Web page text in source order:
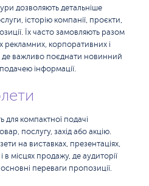
дозволяють детальніше
історію компанії, проєкти,
Їх часто замовляють разом
рекламних, корпоративних і
де важливо поєднати новинний
інформації.
для компактної подачі
послугу, захід або акцію.
на виставках, презентаціях,
в місцях продажу, де аудиторії
переваги пропозиції.